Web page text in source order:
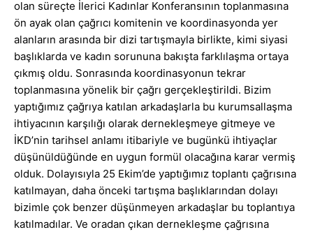
olan süreçte İlerici Kadınlar Konferansının toplanmasına
ön ayak olan çağrıcı komitenin ve koordinasyonda yer
alanların arasında bir dizi tartışmayla birlikte, kimi siyasi
başlıklarda ve kadın sorununa bakışta farklılaşma ortaya
çıkmış oldu. Sonrasında koordinasyonun tekrar
toplanmasına yönelik bir çağrı gerçekleştirildi. Bizim
yaptığımız çağrıya katılan arkadaşlarla bu kurumsallaşma
ihtiyacının karşılığı olarak dernekleşmeye gitmeye ve
İKD’nin tarihsel anlamı itibariyle ve bugünkü ihtiyaçlar
düşünüldüğünde en uygun formül olacağına karar vermiş
olduk. Dolayısıyla 25 Ekim’de yaptığımız toplantı çağrısına
katılmayan, daha önceki tartışma başlıklarından dolayı
bizimle çok benzer düşünmeyen arkadaşlar bu toplantıya
katılmadılar. Ve oradan çıkan dernekleşme çağrısına